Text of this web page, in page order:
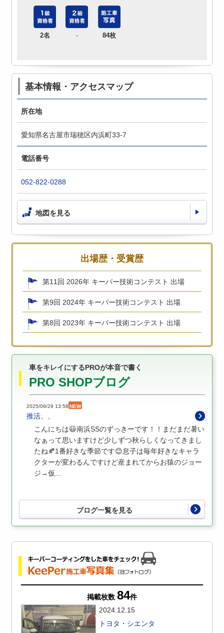
2名 - 84枚
基本情報・アクセスマップ
所在地
愛知県名古屋市瑞穂区内浜町33-7
電話番号
052-822-0288
地図を見る
出場歴・受賞歴
第11回 2026年 キーパー技術コンテスト 出場
第9回 2024年 キーパー技術コンテスト 出場
第8回 2023年 キーパー技術コンテスト 出場
車をキレイにするPROが本音で書く
PRO SHOPブログ
2025/09/29 13:58 NEW
推活、、
こんにちは😃南浜SSのずっきーです！！まだまだ暑い
なぁって思いますけど少しずつ秋らしくなってきまし
たね🍂1番好きな季節です😊息子は毎年好きなキャラ
クターが変わるんですけど産まれてからお猿のジョー
ジ→仮...
ブログ一覧を見る
掲載枚数 84件
2024.12.15
トヨタ・シエンタ